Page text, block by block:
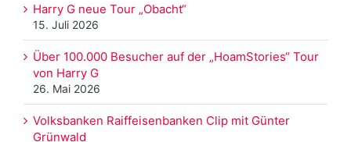
Harry G neue Tour „Obacht“
15. Juli 2026
Über 100.000 Besucher auf der „HoamStories“ Tour
von Harry G
26. Mai 2026
Volksbanken Raiffeisenbanken Clip mit Günter
Grünwald